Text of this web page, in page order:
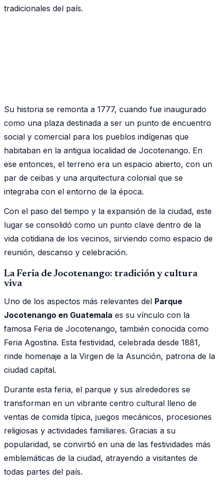
tradicionales del país.
Su historia se remonta a 1777, cuando fue inaugurado
como una plaza destinada a ser un punto de encuentro
social y comercial para los pueblos indígenas que
habitaban en la antigua localidad de Jocotenango. En
ese entonces, el terreno era un espacio abierto, con un
par de ceibas y una arquitectura colonial que se
integraba con el entorno de la época.
Con el paso del tiempo y la expansión de la ciudad, este
lugar se consolidó como un punto clave dentro de la
vida cotidiana de los vecinos, sirviendo como espacio de
reunión, descanso y celebración.
La Feria de Jocotenango: tradición y cultura
viva
Uno de los aspectos más relevantes del Parque
Jocotenango en Guatemala es su vínculo con la
famosa Feria de Jocotenango, también conocida como
Feria Agostina. Esta festividad, celebrada desde 1881,
rinde homenaje a la Virgen de la Asunción, patrona de la
ciudad capital.
Durante esta feria, el parque y sus alrededores se
transforman en un vibrante centro cultural lleno de
ventas de comida típica, juegos mecánicos, procesiones
religiosas y actividades familiares. Gracias a su
popularidad, se convirtió en una de las festividades más
emblemáticas de la ciudad, atrayendo a visitantes de
todas partes del país.